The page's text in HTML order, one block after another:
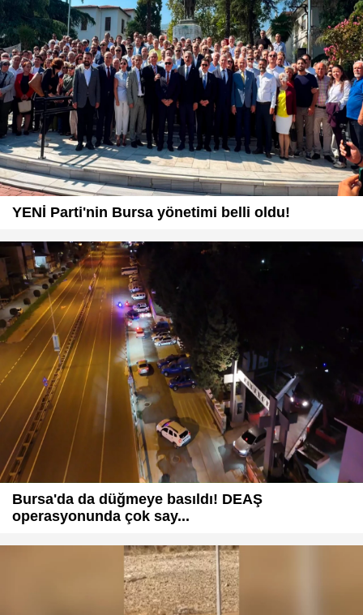
YENİ Parti'nin Bursa yönetimi belli oldu!
Bursa'da da düğmeye basıldı! DEAŞ
operasyonunda çok say...